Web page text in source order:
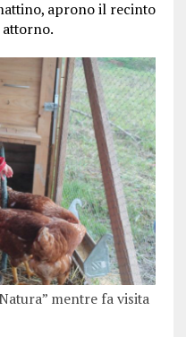
aprono il recinto
mentre fa visita